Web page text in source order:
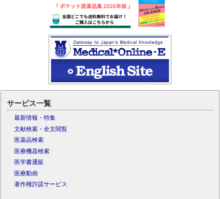
サービス一覧
最新情報・特集
文献検索・全文閲覧
医薬品検索
医療機器検索
医学書通販
医療動画
著作権許諾サービス